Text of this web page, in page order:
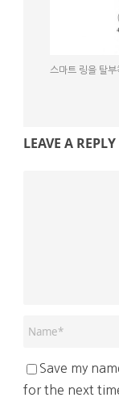
스마트 링을 탈부
LEAVE A REPLY
Save my
for the next